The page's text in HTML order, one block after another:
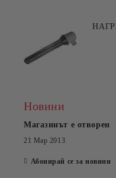
Новини
Магазинът е отворен
21 Мар 2013
Абонирай се за новини